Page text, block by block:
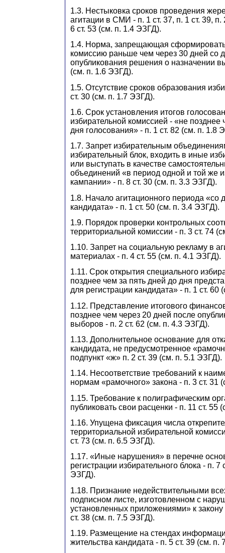
1.3. Нестыковка сроков проведения
агитации в СМИ - п. 1 ст. 37, п. 1 ст. 39, п.
6 ст. 53 (см. п. 1.4 ЭЗГД).
1.4. Норма, запрещающая
комиссию раньше чем через 30 дней со
опубликования решения о назначении
(см. п. 1.6 ЭЗГД).
1.5. Отсутствие сроков образования
ст. 30 (см. п. 1.7 ЭЗГД).
1.6. Срок установления итогов
избирательной комиссией - «не позднее
дня голосования» - п. 1 ст. 82 (см. п. 1.8
1.7. Запрет избирательным
избирательный блок, входить в иные
или выступать в качестве
объединений «в период одной и той же
кампании» - п. 8 ст. 30 (см. п. 3.3 ЭЗГД).
1.8. Начало агитационного периода «со
кандидата» - п. 1 ст. 50 (см. п. 3.4 ЭЗГД).
1.9. Порядок проверки контрольных
территориальной комиссии - п. 3 ст. 74
1.10. Запрет на социальную рекламу в
материалах - п. 4 ст. 55 (см. п. 4.1 ЭЗГД).
1.11. Срок открытия специального
позднее чем за пять дней до дня
для регистрации кандидата» - п. 1 ст.
1.12. Представление итогового
позднее чем через 20 дней после
выборов - п. 2 ст. 62 (см. п. 4.3 ЭЗГД).
1.13. Дополнительное основание для
кандидата, не предусмотренное
подпункт «ж» п. 2 ст. 39 (см. п. 5.1 ЭЗГД).
1.14. Несоответствие требований к
нормам «рамочного» закона - п. 3 ст. 31
1.15. Требование к полиграфическим
публиковать свои расценки - п. 11 ст. 55
1.16. Упущена фиксация числа
территориальной избирательной
ст. 73 (см. п. 6.5 ЭЗГД).
1.17. «Иные нарушения» в перечне
регистрации избирательного блока - п. 7
ЭЗГД).
1.18. Признание недействительными
подписном листе, изготовленном с
установленных приложениями» к закону
ст. 38 (см. п. 7.5 ЭЗГД).
1.19. Размещение на стендах
жительства кандидата - п. 5 ст. 39 (см. п.